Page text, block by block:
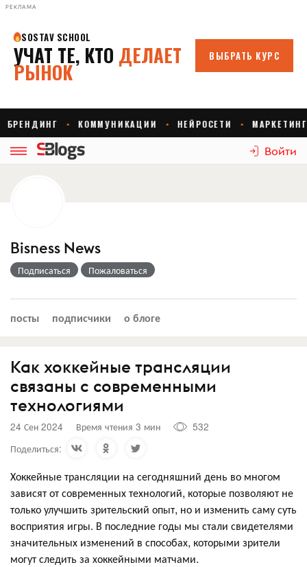
РЕКЛАМА
Войти
Bisness News
Подписаться Пожаловаться
посты подписчики о блоге
Как хоккейные трансляции
связаны с современными
технологиями
24 Сен 2024 Время чтения 3 мин
532
Поделиться:
Хоккейные трансляции на сегодняшний день во многом
зависят от современных технологий, которые позволяют не
только улучшить зрительский опыт, но и изменить саму суть
восприятия игры. В последние годы мы стали свидетелями
значительных изменений в способах, которыми зрители
могут следить за хоккейными матчами.